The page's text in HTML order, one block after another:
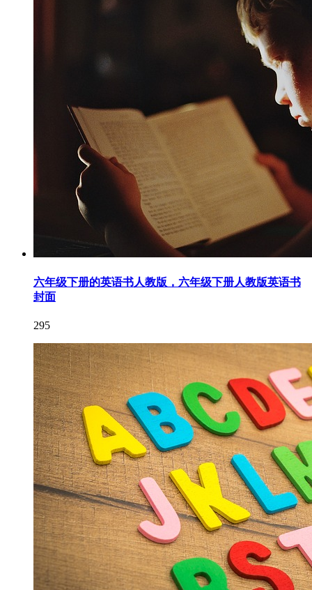
六年级下册的英语书人教版，六年级下册人教版英语书
封面
295